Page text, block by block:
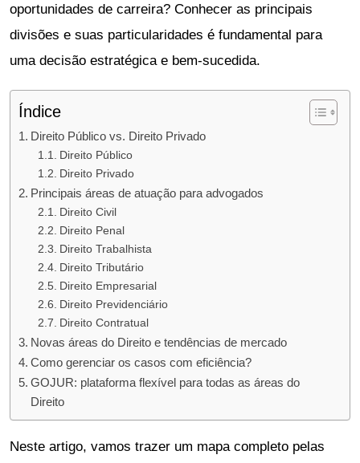
oportunidades de carreira? Conhecer as principais
divisões e suas particularidades é fundamental para
uma decisão estratégica e bem-sucedida.
Índice
Direito Público vs. Direito Privado
Direito Público
Direito Privado
Principais áreas de atuação para advogados
Direito Civil
Direito Penal
Direito Trabalhista
Direito Tributário
Direito Empresarial
Direito Previdenciário
Direito Contratual
Novas áreas do Direito e tendências de mercado
Como gerenciar os casos com eficiência?
GOJUR: plataforma flexível para todas as áreas do
Direito
Neste artigo, vamos trazer um mapa completo pelas